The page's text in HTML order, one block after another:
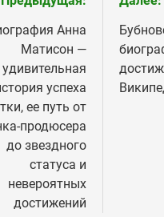
Анна
Матисон —
удивительная
успеха
ее путь от
продюсера
до звездного
статуса и
невероятных
достижений